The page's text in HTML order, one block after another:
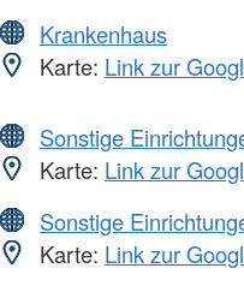
Krankenhaus
Karte: Link zur
Sonstige
Karte: Link zur
Sonstige
Karte: Link zur